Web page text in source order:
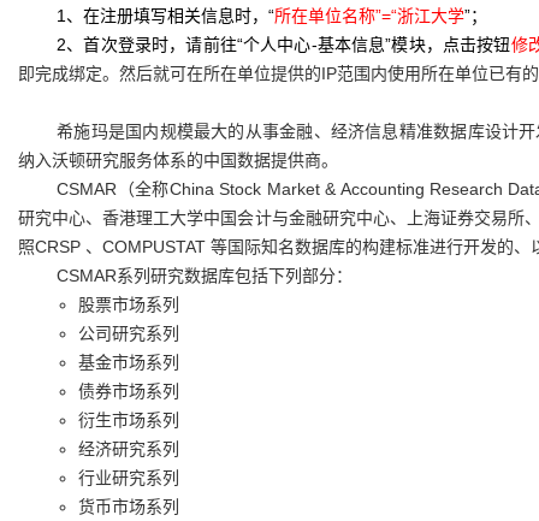
1、在注册填写相关信息时，“所在单位名称”=“浙江大学”；
2、首次登录时，请前往“个人中心-基本信息”模块，点击按钮修
即完成绑定。然后就可在所在单位提供的IP范围内使用所在单位已有
希施玛是国内规模最大的从事金融、经济信息精准数据库设计
纳入沃顿研究服务体系的中国数据提供商。
CSMAR（全称China Stock Market & Accounting Research
研究中心、香港理工大学中国会计与金融研究中心、上海证券交易所
照CRSP 、COMPUSTAT 等国际知名数据库的构建标准进行开发的
CSMAR系列研究数据库包括下列部分：
股票市场系列
公司研究系列
基金市场系列
债券市场系列
衍生市场系列
经济研究系列
行业研究系列
货币市场系列